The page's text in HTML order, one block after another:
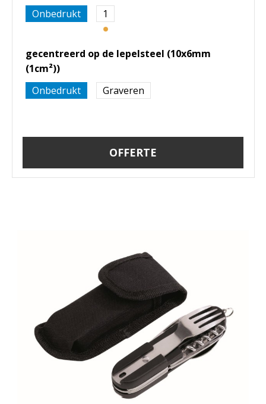
Onbedrukt
1
gecentreerd op de lepelsteel (10x6mm
(1cm²))
Onbedrukt
Graveren
OFFERTE